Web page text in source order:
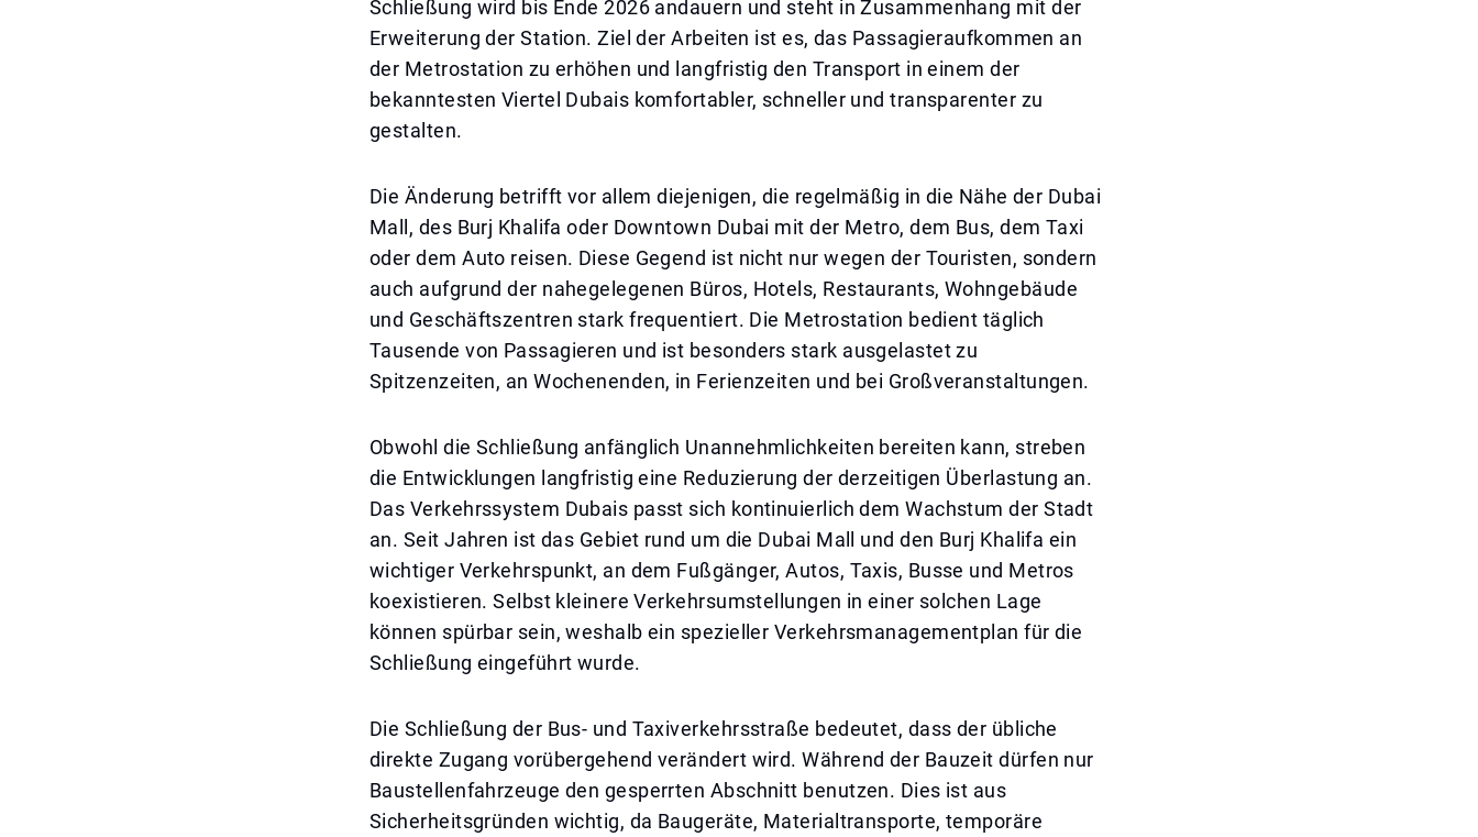
Schließung wird bis Ende 2026 andauern und steht in Zusammenhang mit der
Erweiterung der Station. Ziel der Arbeiten ist es, das Passagieraufkommen an
der Metrostation zu erhöhen und langfristig den Transport in einem der
bekanntesten Viertel Dubais komfortabler, schneller und transparenter zu
gestalten.
Die Änderung betrifft vor allem diejenigen, die regelmäßig in die Nähe der Dubai
Mall, des Burj Khalifa oder Downtown Dubai mit der Metro, dem Bus, dem Taxi
oder dem Auto reisen. Diese Gegend ist nicht nur wegen der Touristen, sondern
auch aufgrund der nahegelegenen Büros, Hotels, Restaurants, Wohngebäude
und Geschäftszentren stark frequentiert. Die Metrostation bedient täglich
Tausende von Passagieren und ist besonders stark ausgelastet zu
Spitzenzeiten, an Wochenenden, in Ferienzeiten und bei Großveranstaltungen.
Obwohl die Schließung anfänglich Unannehmlichkeiten bereiten kann, streben
die Entwicklungen langfristig eine Reduzierung der derzeitigen Überlastung an.
Das Verkehrssystem Dubais passt sich kontinuierlich dem Wachstum der Stadt
an. Seit Jahren ist das Gebiet rund um die Dubai Mall und den Burj Khalifa ein
wichtiger Verkehrspunkt, an dem Fußgänger, Autos, Taxis, Busse und Metros
koexistieren. Selbst kleinere Verkehrsumstellungen in einer solchen Lage
können spürbar sein, weshalb ein spezieller Verkehrsmanagementplan für die
Schließung eingeführt wurde.
Die Schließung der Bus- und Taxiverkehrsstraße bedeutet, dass der übliche
direkte Zugang vorübergehend verändert wird. Während der Bauzeit dürfen nur
Baustellenfahrzeuge den gesperrten Abschnitt benutzen. Dies ist aus
Sicherheitsgründen wichtig, da Baugeräte, Materialtransporte, temporäre